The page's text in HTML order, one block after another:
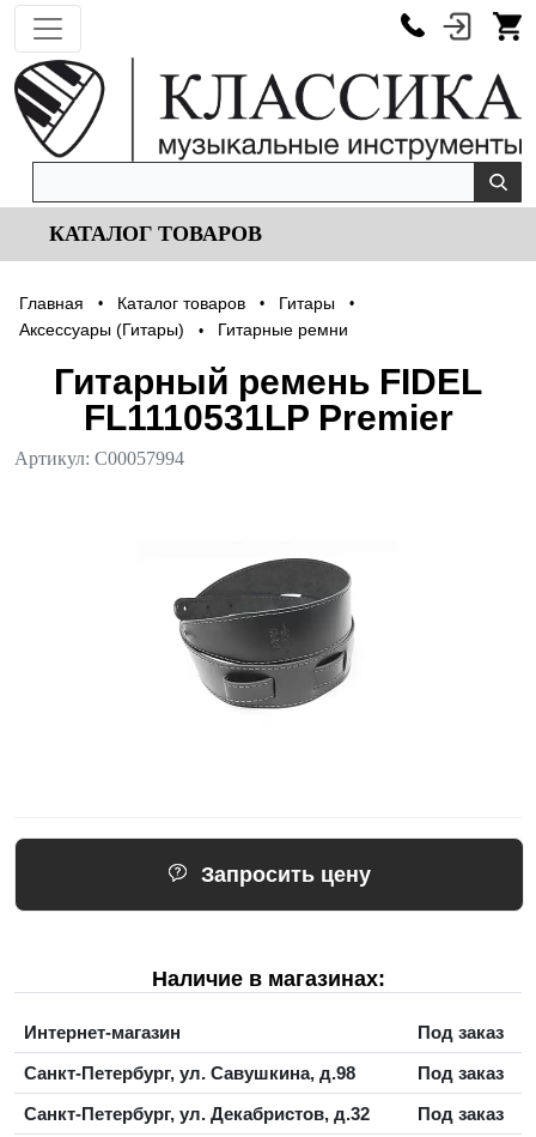
КАТАЛОГ ТОВАРОВ
Главная • Каталог товаров • Гитары •
Аксессуары (Гитары) • Гитарные ремни
Гитарный ремень FIDEL
FL1110531LP Premier
Артикул: С00057994
Запросить цену
Наличие в магазинах:
Интернет-магазин
Под заказ
Санкт-Петербург, ул. Савушкина, д.98
Под заказ
Санкт-Петербург, ул. Декабристов, д.32
Под заказ